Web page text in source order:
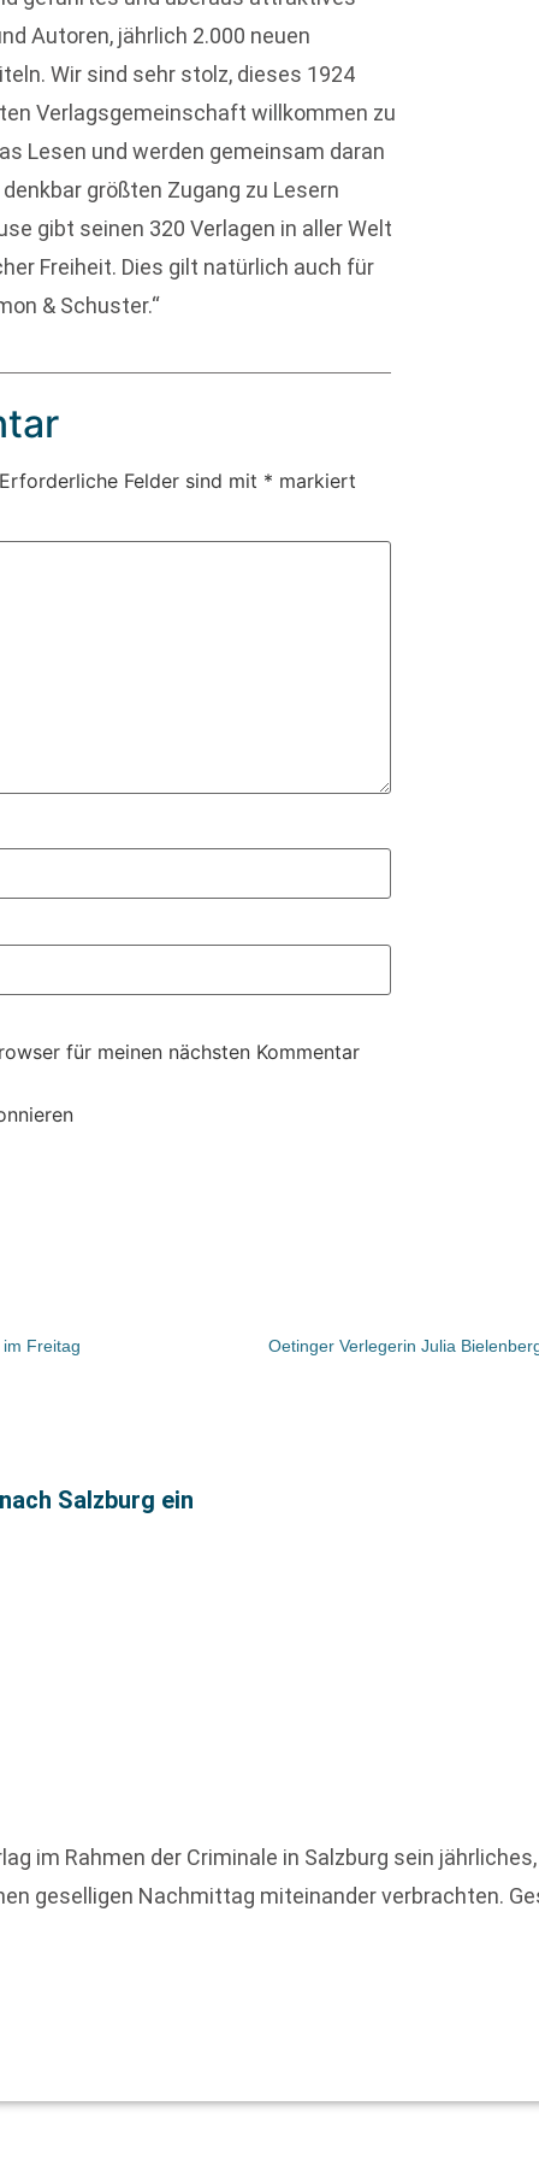
Autoren, jährlich 2.000 neuen
Wir sind sehr stolz, dieses 1924
Verlagsgemeinschaft willkommen zu
Lesen und werden gemeinsam daran
größten Zugang zu Lesern
gibt seinen 320 Verlagen in aller Welt
Freiheit. Dies gilt natürlich auch für
& Schuster.“
Erforderliche Felder sind mit * markiert
für meinen nächsten Kommentar
Freitag
Salzburg ein
im Rahmen der Criminale in Salzburg sein
geselligen Nachmittag miteinander verbrachten.